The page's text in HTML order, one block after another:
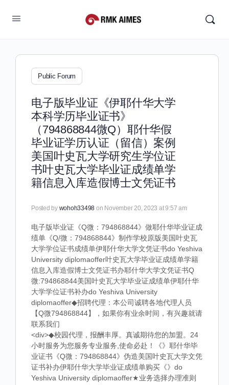
Public Forum
电子版毕业证《伊耶什华大学
本科学历毕业证书》
（794868844微Q）耶什华假
毕业证学历认证（留信）案例
美国叶史瓦大学研究生学位证
书叶史瓦大学毕业证成绩单学
籍信息入库造假博士文凭证书
Posted by wohoh33498 on November 20, 2023 at 9:57 am
电子版毕业证《Q微：794868844》做耶什华毕业证成
绩单《Q/微：794868844》制作学校原版美国叶史瓦
大学学位证书成绩单伊耶什华大学文凭证书do Yeshiva
University diplomaoffer叶史瓦大学毕业证成绩单学籍
信息入库造假博士文凭证书办耶什华大学文凭证书Q
微:794868844美国叶史瓦大学毕业证成绩单伊耶什华
大学学位证书补办do Yeshiva University
diplomaoffer◆招聘代理：本公司诚聘各地代理人员
【Q微794868844】，如果你有业余时间，有兴趣就请
联系我们
<div>◆校园代理，报酬丰厚。真诚期待您的加盟。24
小时服务为您服务专业服务,使命必赴！《》耶什华毕
业证书《Q微：794868844》伪造美国叶史瓦大学文凭
证书补办伊耶什华大学毕业证成绩单购买《》do
Yeshiva University diplomaoffer★业务选择办理准则